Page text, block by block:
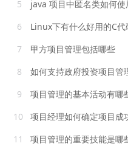
5
java 项目中匿名类如何使
6
Linux下有什么好用的C
7
甲方项目管理包括哪些
8
如何支持政府投资项目管
9
项目管理的基本活动有哪
10
项目经理如何确定项目成
11
项目管理的重要技能是哪